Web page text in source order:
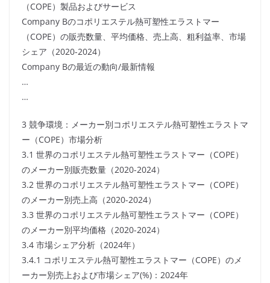
（COPE）製品およびサービス
Company Bのコポリエステル熱可塑性エラストマー
（COPE）の販売数量、平均価格、売上高、粗利益率、市場
シェア（2020-2024）
Company Bの最近の動向/最新情報
…
…
3 競争環境：メーカー別コポリエステル熱可塑性エラストマ
ー（COPE）市場分析
3.1 世界のコポリエステル熱可塑性エラストマー（COPE）
のメーカー別販売数量（2020-2024）
3.2 世界のコポリエステル熱可塑性エラストマー（COPE）
のメーカー別売上高（2020-2024）
3.3 世界のコポリエステル熱可塑性エラストマー（COPE）
のメーカー別平均価格（2020-2024）
3.4 市場シェア分析（2024年）
3.4.1 コポリエステル熱可塑性エラストマー（COPE）のメ
ーカー別売上および市場シェア(%)：2024年